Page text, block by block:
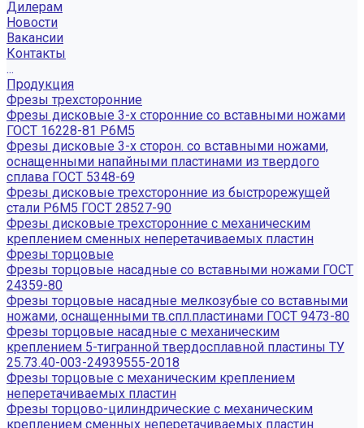
Дилерам
Новости
Вакансии
Контакты
...
Продукция
Фрезы трехсторонние
Фрезы дисковые 3-х сторонние со вставными ножами
ГОСТ 16228-81 Р6М5
Фрезы дисковые 3-х сторон. со вставными ножами,
оснащенными напайными пластинами из твердого
сплава ГОСТ 5348-69
Фрезы дисковые трехсторонние из быстрорежущей
стали Р6М5 ГОСТ 28527-90
Фрезы дисковые трехсторонние с механическим
креплением сменных неперетачиваемых пластин
Фрезы торцовые
Фрезы торцовые насадные со вставными ножами ГОСТ
24359-80
Фрезы торцовые насадные мелкозубые со вставными
ножами, оснащенными тв.спл.пластинами ГОСТ 9473-80
Фрезы торцовые насадные с механическим
креплением 5-тигранной твердосплавной пластины ТУ
25.73.40-003-24939555-2018
Фрезы торцовые с механическим креплением
неперетачиваемых пластин
Фрезы торцово-цилиндрические с механическим
креплением сменных неперетачиваемых пластин